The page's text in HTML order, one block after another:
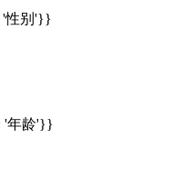
'性别'}}
: '年龄'}}